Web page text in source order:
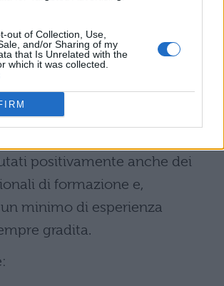
out of Collection, Use,
and/or Sharing of my
that Is Unrelated with the
which it was collected.
si prestano a formare
di lavorare in questi ambiti
Economia e Marketing,
Ingegneria Informatica. La
positivamente anche dei
di formazione e,
minimo di esperienza
gradita.